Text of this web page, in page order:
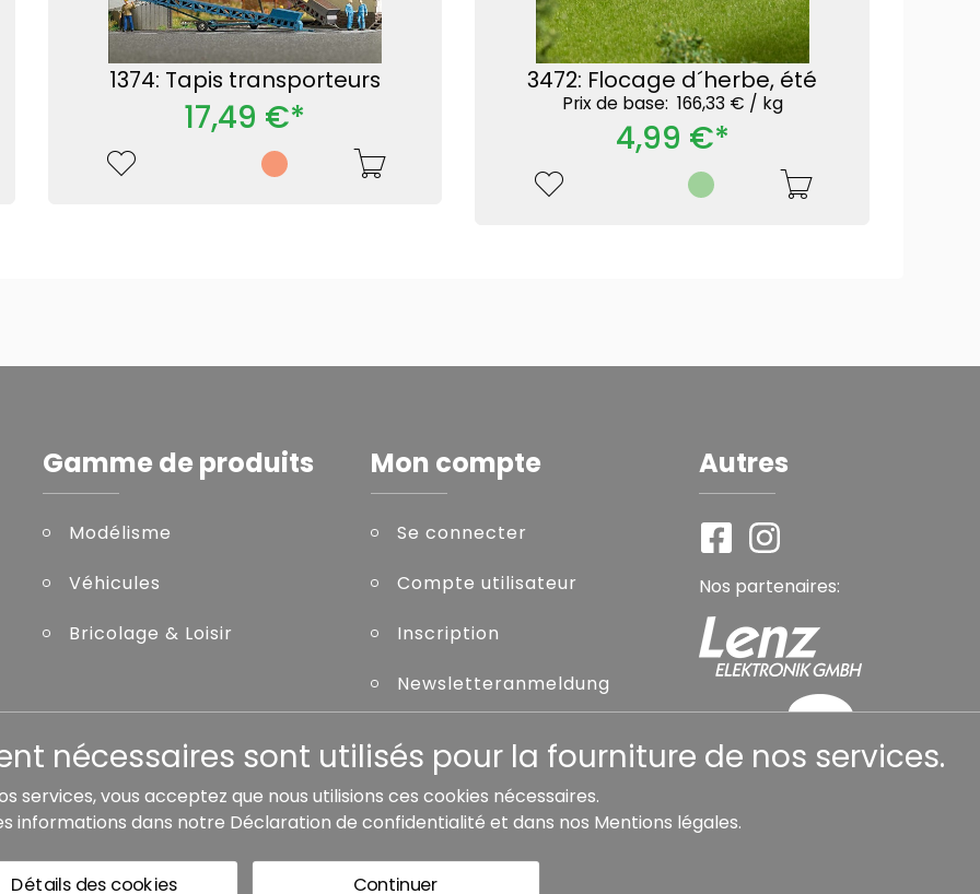
1374: Tapis transporteurs
17,49 €*
3472: Flocage d´herbe, été
Prix ​​de base: 166,33 € / kg
4,99 €*
Gamme de produits
Modélisme
Véhicules
Bricolage & Loisir
Mon compte
Se connecter
Compte utilisateur
Inscription
Newsletteranmeldung
Autres
Nos partenaires:
livraison, sauf indication contraire.
nécessaires sont utilisés pour la fourniture de nos services.
services, vous acceptez que nous utilisions ces cookies nécessaires.
informations dans notre Déclaration de confidentialité et dans nos Mentions légales.
Détails des cookies Continuer